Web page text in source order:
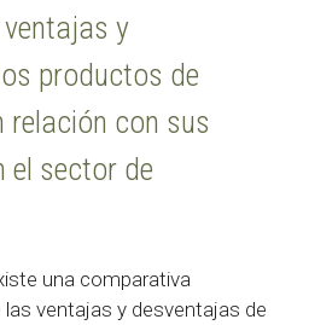
y
productos de
relación con sus
el sector de
una comparativa
ventajas y desventajas de